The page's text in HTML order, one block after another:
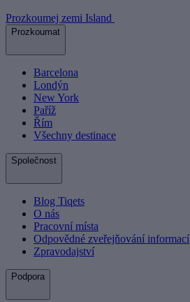
Prozkoumej zemi Island
Prozkoumat
Barcelona
Londýn
New York
Paříž
Řím
Všechny destinace
Společnost
Blog Tiqets
O nás
Pracovní místa
Odpovědné zveřejňování informací
Zpravodajství
Podpora